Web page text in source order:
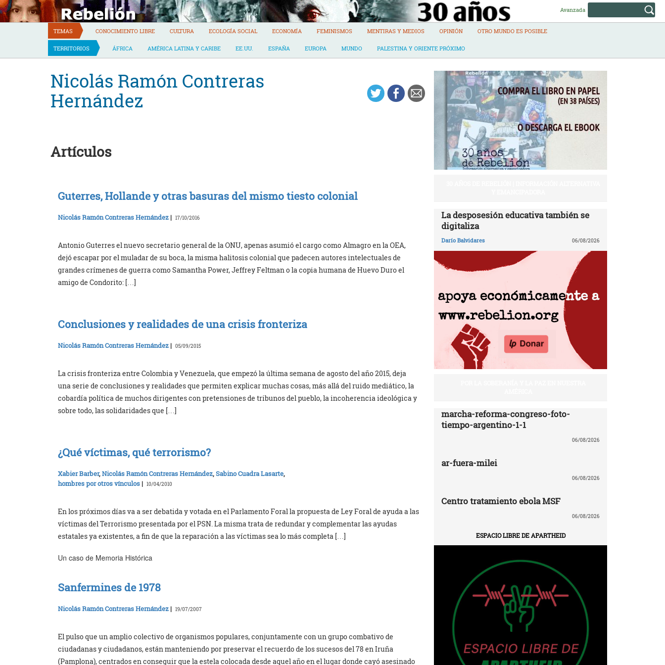
Skip
to
content
Avanzada
TEMAS CONOCIMIENTO LIBRE CULTURA ECOLOGÍA SOCIAL ECONOMÍA FEMINISMOS MENTIRAS Y MEDIOS OPINIÓN OTRO MUNDO ES POSIBLE
TERRITORIOS ÁFRICA AMÉRICA LATINA Y CARIBE EE.UU. ESPAÑA EUROPA MUNDO PALESTINA Y ORIENTE PRÓXIMO
Nicolás Ramón Contreras
Hernández
Artículos
Guterres, Hollande y otras basuras del mismo tiesto colonial
Nicolás Ramón Contreras Hernández | 17/10/2016
Antonio Guterres el nuevo secretario general de la ONU, apenas asumió el cargo como Almagro en la OEA,
dejó escapar por el muladar de su boca, la misma halitosis colonial que padecen autores intelectuales de
grandes crímenes de guerra como Samantha Power, Jeffrey Feltman o la copia humana de Huevo Duro el
amigo de Condorito: […]
Conclusiones y realidades de una crisis fronteriza
Nicolás Ramón Contreras Hernández | 05/09/2015
La crisis fronteriza entre Colombia y Venezuela, que empezó la última semana de agosto del año 2015, deja
una serie de conclusiones y realidades que permiten explicar muchas cosas, más allá del ruido mediático, la
cobardía política de muchos dirigentes con pretensiones de tribunos del pueblo, la incoherencia ideológica y
sobre todo, las solidaridades que […]
¿Qué víctimas, qué terrorismo?
Xabier Barber,Nicolás Ramón Contreras Hernández,Sabino Cuadra Lasarte,
hombres por otros vínculos | 10/04/2010
En los próximos días va a ser debatida y votada en el Parlamento Foral la propuesta de Ley Foral de ayuda a las
víctimas del Terrorismo presentada por el PSN. La misma trata de redundar y complementar las ayudas
estatales ya existentes, a fin de que la reparación a las víctimas sea lo más completa […]
Un caso de Memoria Histórica
Sanfermines de 1978
Nicolás Ramón Contreras Hernández | 19/07/2007
El pulso que un amplio colectivo de organismos populares, conjuntamente con un grupo combativo de
ciudadanas y ciudadanos, están manteniendo por preservar el recuerdo de los sucesos del 78 en Iruña
(Pamplona), centrados en conseguir que la estela colocada desde aquel año en el lugar donde cayó asesinado
La desposesión educativa también se
digitaliza
Darío Balvidares 06/08/2026
marcha-reforma-congreso-foto-
tiempo-argentino-1-1
06/08/2026
ar-fuera-milei
06/08/2026
Centro tratamiento ebola MSF
06/08/2026
ESPACIO LIBRE DE APARTHEID